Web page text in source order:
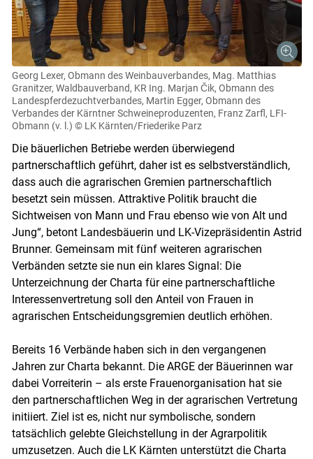
Skip to main content
Georg Lexer, Obmann des Weinbauverbandes, Mag. Matthias
Granitzer, Waldbauverband, KR Ing. Marjan Čik, Obmann des
Landespferdezuchtverbandes, Martin Egger, Obmann des
Verbandes der Kärntner Schweineproduzenten, Franz Zarfl, LFI-
Obmann (v. l.) © LK Kärnten/Friederike Parz
Die bäuerlichen Betriebe werden überwiegend
partnerschaftlich geführt, daher ist es selbstverständlich,
dass auch die agrarischen Gremien partnerschaftlich
besetzt sein müssen. Attraktive Politik braucht die
Sichtweisen von Mann und Frau ebenso wie von Alt und
Jung“, betont Landesbäuerin und LK-Vizepräsidentin Astrid
Brunner. Gemeinsam mit fünf weiteren agrarischen
Verbänden setzte sie nun ein klares Signal: Die
Unterzeichnung der Charta für eine partnerschaftliche
Interessenvertretung soll den Anteil von Frauen in
agrarischen Entscheidungsgremien deutlich erhöhen.
Bereits 16 Verbände haben sich in den vergangenen
Jahren zur Charta bekannt. Die ARGE der Bäuerinnen war
dabei Vorreiterin – als erste Frauenorganisation hat sie
den partnerschaftlichen Weg in der agrarischen Vertretung
initiiert. Ziel ist es, nicht nur symbolische, sondern
tatsächlich gelebte Gleichstellung in der Agrarpolitik
umzusetzen. Auch die LK Kärnten unterstützt die Charta